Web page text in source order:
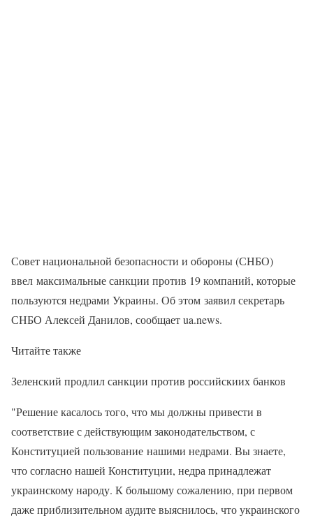
Совет национальной безопасности и обороны (СНБО)
ввел максимальные санкции против 19 компаний, которые
пользуются недрами Украины. Об этом заявил секретарь
СНБО Алексей Данилов, сообщает ua.news.
Читайте также
Зеленский продлил санкции против российскиих банков
"Решение касалось того, что мы должны привести в
соответствие с действующим законодательством, с
Конституцией пользование нашими недрами. Вы знаете,
что согласно нашей Конституции, недра принадлежат
украинскому народу. К большому сожалению, при первом
даже приблизительном аудите выяснилось, что украинского